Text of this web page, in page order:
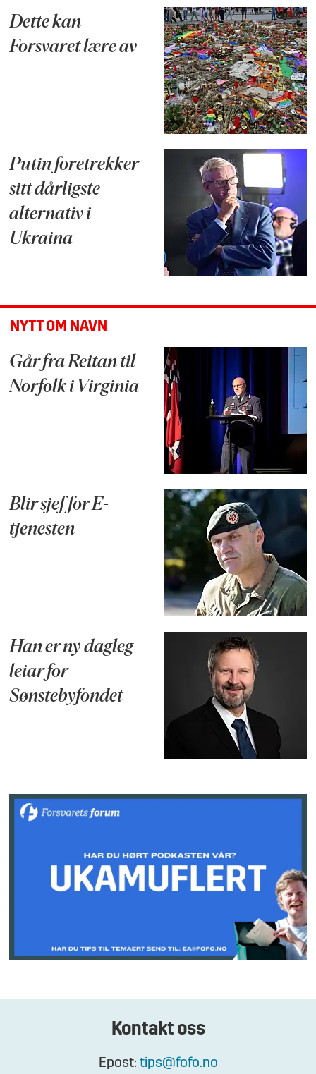
Dette kan
Forsvaret lære av
Putin foretrekker
sitt dårligste
alternativ i
Ukraina
NYTT OM NAVN
Går fra Reitan til
Norfolk i Virginia
Blir sjef for E-
tjenesten
Han er ny dagleg
leiar for
Sønstebyfondet
Kontakt oss
Epost: tips@fofo.no